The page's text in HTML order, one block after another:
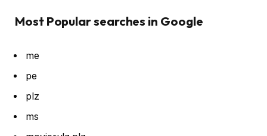
Most Popular searches in Google
me
pe
plz
ms